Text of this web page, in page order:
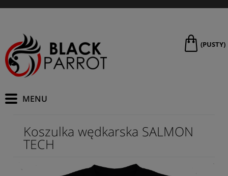
(PUSTY)
Koszulka wędkarska SALMON
TECH